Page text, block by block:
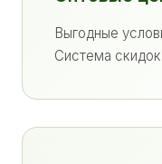
Выгодные
Система скидок